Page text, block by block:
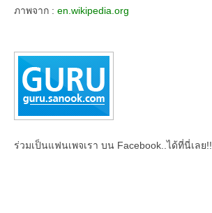
ภาพจาก : en.wikipedia.org
ร่วมเป็นแฟนเพจเรา บน Facebook..ได้ที่นี่เลย!!